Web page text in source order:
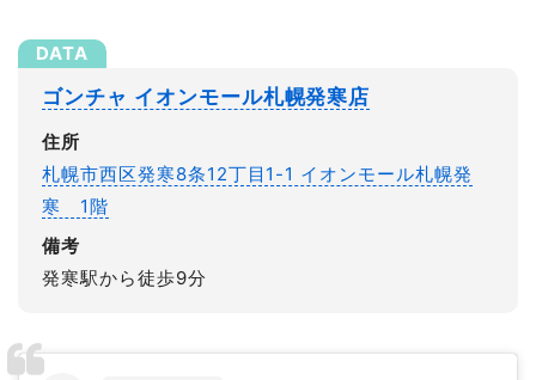
ゴンチャ イオンモール札幌発寒店
住所
札幌市西区発寒8条12丁目1-1 イオンモール札幌発
寒 1階
備考
発寒駅から徒歩9分